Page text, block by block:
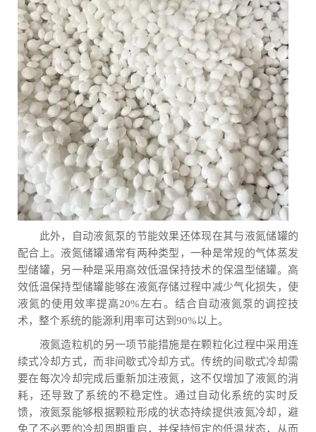
此外，自动液氮泵的节能效果还体现在其与液氮储罐的
配合上。液氮储罐通常有两种类型，一种是常规的气体蒸发
型储罐，另一种是采用高效低温保持技术的保温型储罐。高
效低温保持型储罐能够在液氮存储过程中减少气化损失，使
液氮的使用效率提高20%左右。结合自动液氮泵的调控技
术，整个系统的能源利用率可达到90%以上。
液氮造粒机的另一项节能措施是在颗粒化过程中采用连
续式冷却方式，而非间歇式冷却方式。传统的间歇式冷却需
要在每次冷却完成后重新加注液氮，这不仅增加了液氮的消
耗，还导致了系统的不稳定性。通过自动化系统的实时反
馈，液氮泵能够根据颗粒形成的状态持续提供液氮冷却，避
免了不必要的冷却周期重启，并保持恒定的低温状态，从而